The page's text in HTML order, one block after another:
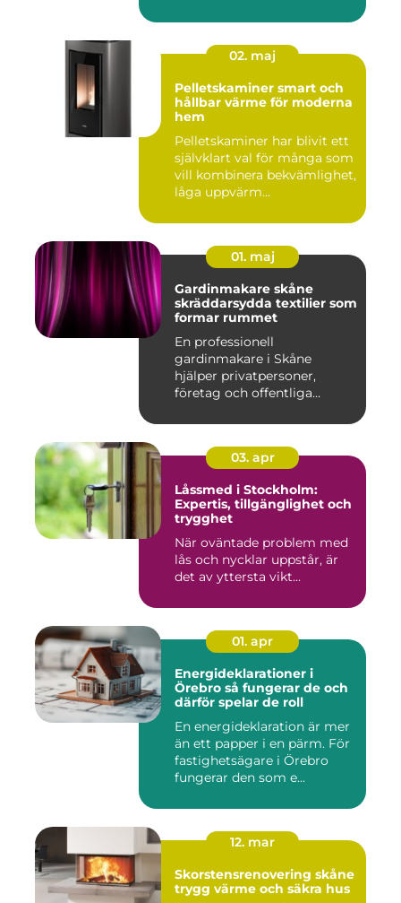
02. maj
Pelletskaminer smart och
hållbar värme för moderna
hem
Pelletskaminer har blivit ett
självklart val för många som
vill kombinera bekvämlighet,
låga uppvärm...
01. maj
Gardinmakare skåne
skräddarsydda textilier som
formar rummet
En professionell
gardinmakare i Skåne
hjälper privatpersoner,
företag och offentliga
03. apr
Låssmed i Stockholm:
Expertis, tillgänglighet och
trygghet
När oväntade problem med
lås och nycklar uppstår, är
det av yttersta vikt...
01. apr
Energideklarationer i
Örebro så fungerar de och
därför spelar de roll
En energideklaration är mer
än ett papper i en pärm. För
fastighetsägare i Örebro
fungerar den som e...
12. mar
Skorstensrenovering skåne
trygg värme och säkra hus